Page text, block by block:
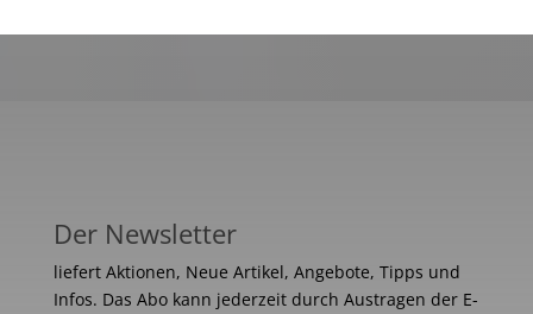
Der Newsletter
liefert Aktionen, Neue Artikel, Angebote, Tipps und
Infos. Das Abo kann jederzeit durch Austragen der E-